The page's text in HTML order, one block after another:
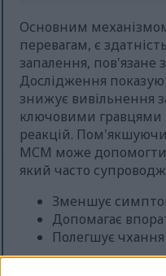
Основним
перевагам, є
запалення, пов'язане
Дослідження
знижує вивільнення
ключовими гравцями
реакцій.
МСМ може
який часто
Зменшує
Допомагає
Полегшує чхання